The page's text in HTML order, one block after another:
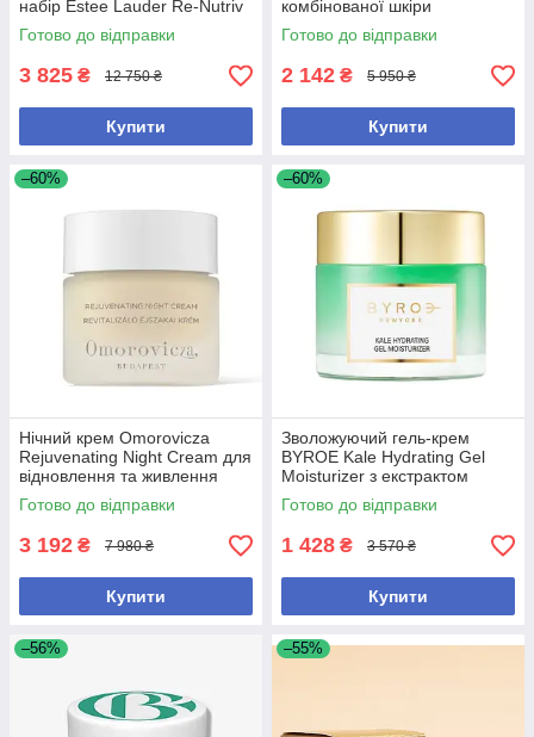
набір Estee Lauder Re-Nutriv
Готово до відправки
3 825 ₴ 12 750 ₴
Купити
комбінованої шкіри
Omorovicza Balancing
Moisturiser 50 мл
Готово до відправки
2 142 ₴ 5 950 ₴
Купити
–60%
Нічний крем Omorovicza
Rejuvenating Night Cream для
відновлення та живлення
шкіри 50 мл
Готово до відправки
3 192 ₴ 7 980 ₴
Купити
–60%
Зволожуючий гель-крем
BYROE Kale Hydrating Gel
Moisturizer з екстрактом
кейлу для інтенсивного
зволоження шкіри, 50 мл
Готово до відправки
1 428 ₴ 3 570 ₴
Купити
–56% –55%